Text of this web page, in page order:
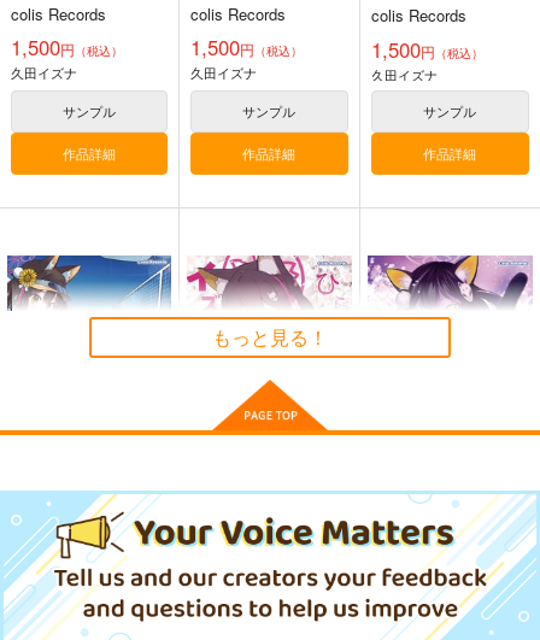
colis Records
1,500円 （税込）
久田イズナ
サンプル
作品詳細
colis Records
1,500円 （税込）
久田イズナ
サンプル
作品詳細
colis Records
1,500円 （税込）
久田イズナ
サンプル
作品詳細
術！ですっ
colis Records
1,500円 （税込）
久田イズナ
サンプル
ナの季節ですっ
colis Records
久田イズナ
サンプル
colis Records
1,500円 （税込）
久田イズナ
サンプル
もっと見る！